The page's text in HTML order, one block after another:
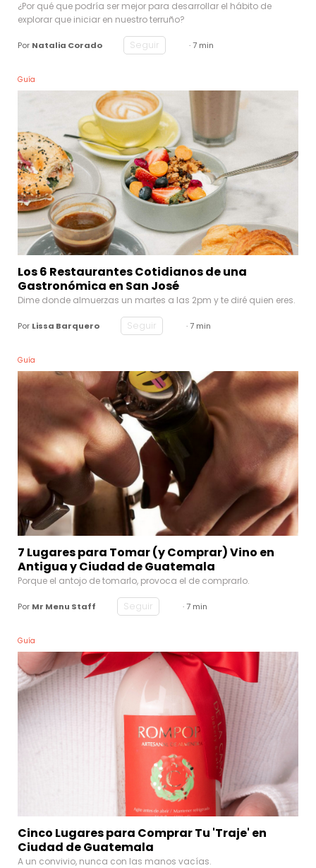
¿Por qué que podría ser mejor para desarrollar el hábito de
explorar que iniciar en nuestro terruño?
Por Natalia Corado Seguir · 7 min
Guía
Los 6 Restaurantes Cotidianos de una
Gastronómica en San José
Dime donde almuerzas un martes a las 2pm y te diré quien eres.
Por Lissa Barquero Seguir · 7 min
Guía
7 Lugares para Tomar (y Comprar) Vino en
Antigua y Ciudad de Guatemala
Porque el antojo de tomarlo, provoca el de comprarlo.
Por Mr Menu Staff Seguir · 7 min
Guía
Cinco Lugares para Comprar Tu 'Traje' en
Ciudad de Guatemala
A un convivio, nunca con las manos vacías.